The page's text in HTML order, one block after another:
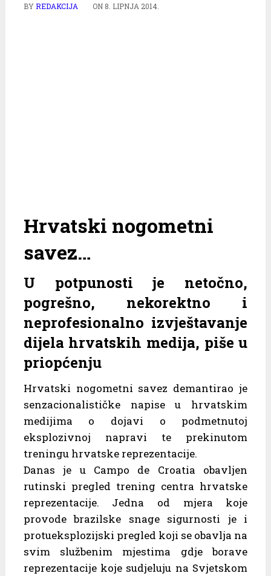
BYREDAKCIJA ON 8. LIPNJA 2014.
Hrvatski nogometni
savez…
U potpunosti je netočno,
pogrešno, nekorektno i
neprofesionalno izvještavanje
dijela hrvatskih medija, piše u
priopćenju
Hrvatski nogometni savez demantirao je
senzacionalističke napise u hrvatskim
medijima o dojavi o podmetnutoj
eksplozivnoj napravi te prekinutom
treningu hrvatske reprezentacije.
Danas je u Campo de Croatia obavljen
rutinski pregled trening centra hrvatske
reprezentacije. Jedna od mjera koje
provode brazilske snage sigurnosti je i
protueksplozijski pregled koji se obavlja na
svim službenim mjestima gdje borave
reprezentacije koje sudjeluju na Svjetskom